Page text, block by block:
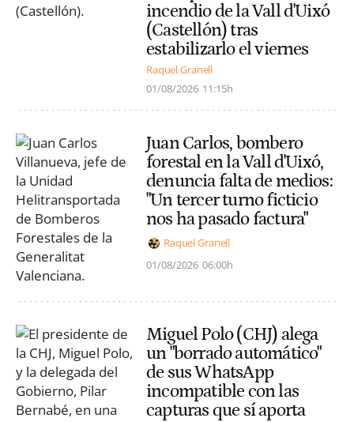
incendio de la Vall d'Uixó
(Castellón) tras
estabilizarlo el viernes
Raquel Granell
01/08/2026 11:15h
Juan Carlos, bombero
forestal en la Vall d'Uixó,
denuncia falta de medios:
"Un tercer turno ficticio
nos ha pasado factura"
Raquel Granell
01/08/2026 06:00h
Miguel Polo (CHJ) alega
un "borrado automático"
de sus WhatsApp
incompatible con las
capturas que sí aporta